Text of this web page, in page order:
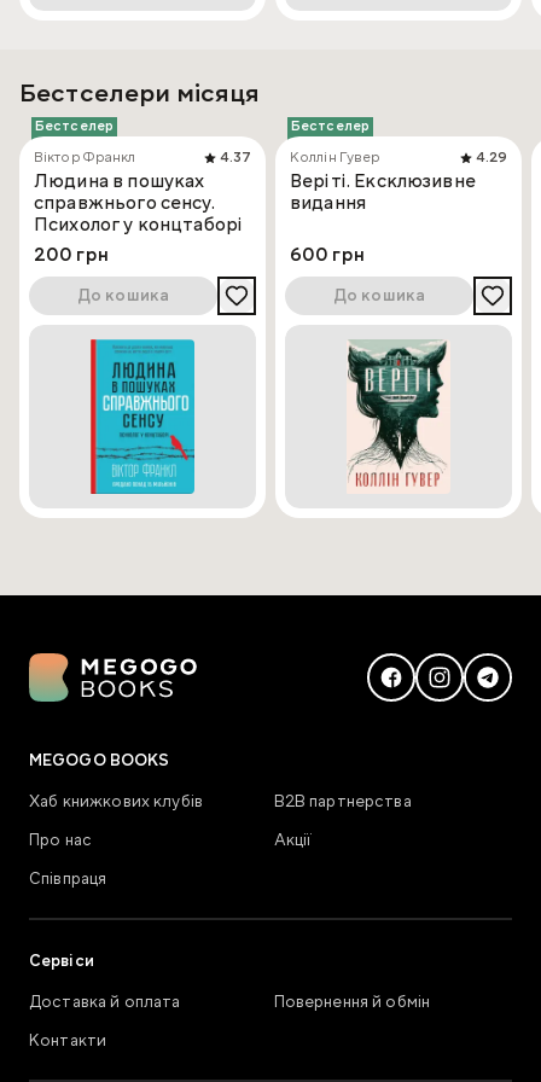
Бестселери місяця
Бестселер
Віктор Франкл
4.37
Людина в пошуках
справжнього сенсу.
Психолог у концтаборі
200 грн
До кошика
Бестселер
Коллін Гувер
4.29
Веріті. Ексклюзивне
видання
600 грн
До кошика
MEGOGO BOOKS
Хаб книжкових клубів
В2В партнерства
Про нас
Акції
Співпраця
Сервіси
Доставка й оплата
Повернення й обмін
Контакти